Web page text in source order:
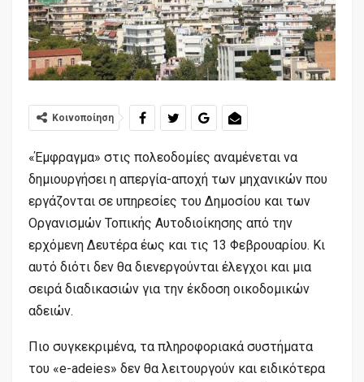
Κοινοποίηση
«Έμφραγμα» στις πολεοδομίες αναμένεται να
δημιουργήσει η απεργία-αποχή των μηχανικών που
εργάζονται σε υπηρεσίες του Δημοσίου και των
Οργανισμών Τοπικής Αυτοδιοίκησης από την
ερχόμενη Δευτέρα έως και τις 13 Φεβρουαρίου. Κι
αυτό διότι δεν θα διενεργούνται έλεγχοι και μια
σειρά διαδικασιών για την έκδοση οικοδομικών
αδειών.
Πιο συγκεκριμένα, τα πληροφοριακά συστήματα
του «e-adeies» δεν θα λειτουργούν και ειδικότερα